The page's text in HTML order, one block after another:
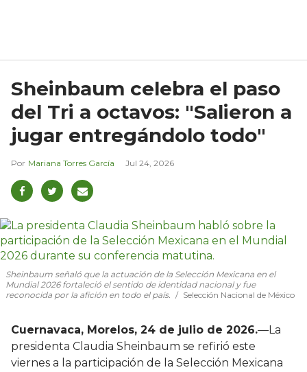
Sheinbaum celebra el paso
del Tri a octavos: "Salieron a
jugar entregándolo todo"
Mariana Torres García Jul 24, 2026
Sheinbaum señaló que la actuación de la Selección Mexicana en el
Mundial 2026 fortaleció el sentido de identidad nacional y fue
reconocida por la afición en todo el país.
Selección Nacional de México
Cuernavaca, Morelos, 24 de julio de 2026.—La
presidenta Claudia Sheinbaum se refirió este
viernes a la participación de la Selección Mexicana